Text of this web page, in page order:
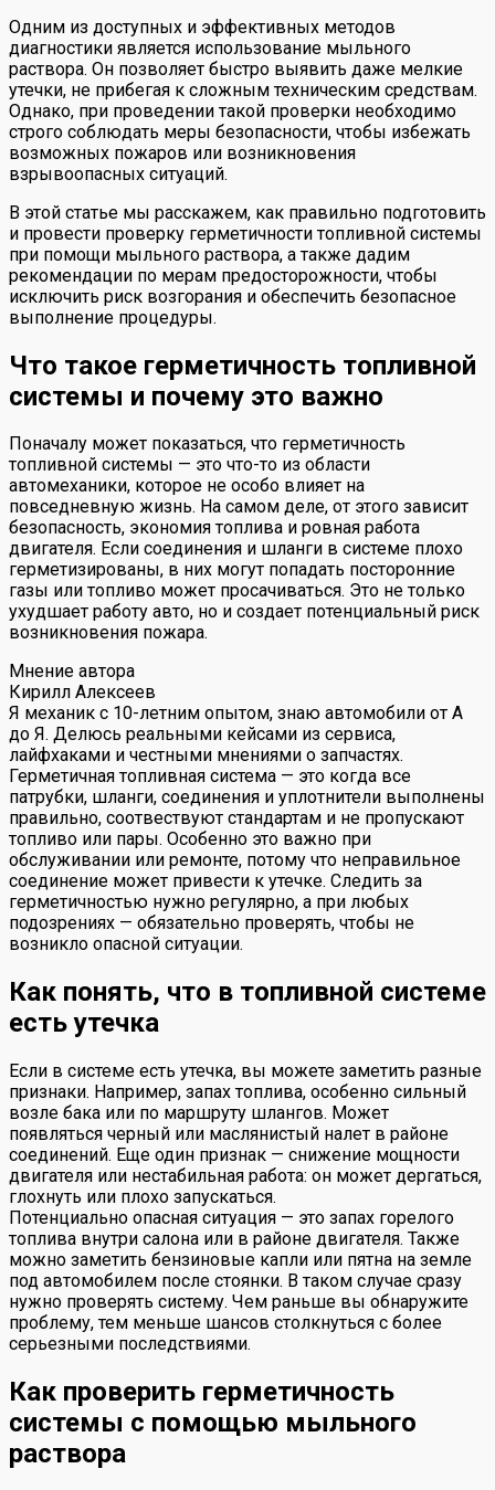
Одним из доступных и эффективных методов
диагностики является использование мыльного
раствора. Он позволяет быстро выявить даже мелкие
утечки, не прибегая к сложным техническим средствам.
Однако, при проведении такой проверки необходимо
строго соблюдать меры безопасности, чтобы избежать
возможных пожаров или возникновения
взрывоопасных ситуаций.
В этой статье мы расскажем, как правильно подготовить
и провести проверку герметичности топливной системы
при помощи мыльного раствора, а также дадим
рекомендации по мерам предосторожности, чтобы
исключить риск возгорания и обеспечить безопасное
выполнение процедуры.
Что такое герметичность топливной
системы и почему это важно
Поначалу может показаться, что герметичность
топливной системы — это что-то из области
автомеханики, которое не особо влияет на
повседневную жизнь. На самом деле, от этого зависит
безопасность, экономия топлива и ровная работа
двигателя. Если соединения и шланги в системе плохо
герметизированы, в них могут попадать посторонние
газы или топливо может просачиваться. Это не только
ухудшает работу авто, но и создает потенциальный риск
возникновения пожара.
Мнение автора
Кирилл Алексеев
Я механик с 10-летним опытом, знаю автомобили от А
до Я. Делюсь реальными кейсами из сервиса,
лайфхаками и честными мнениями о запчастях.
Герметичная топливная система — это когда все
патрубки, шланги, соединения и уплотнители выполнены
правильно, соотвествуют стандартам и не пропускают
топливо или пары. Особенно это важно при
обслуживании или ремонте, потому что неправильное
соединение может привести к утечке. Следить за
герметичностью нужно регулярно, а при любых
подозрениях — обязательно проверять, чтобы не
возникло опасной ситуации.
Как понять, что в топливной системе
есть утечка
Если в системе есть утечка, вы можете заметить разные
признаки. Например, запах топлива, особенно сильный
возле бака или по маршруту шлангов. Может
появляться черный или маслянистый налет в районе
соединений. Еще один признак — снижение мощности
двигателя или нестабильная работа: он может дергаться,
глохнуть или плохо запускаться.
Потенциально опасная ситуация — это запах горелого
топлива внутри салона или в районе двигателя. Также
можно заметить бензиновые капли или пятна на земле
под автомобилем после стоянки. В таком случае сразу
нужно проверять систему. Чем раньше вы обнаружите
проблему, тем меньше шансов столкнуться с более
серьезными последствиями.
Как проверить герметичность
системы с помощью мыльного
раствора